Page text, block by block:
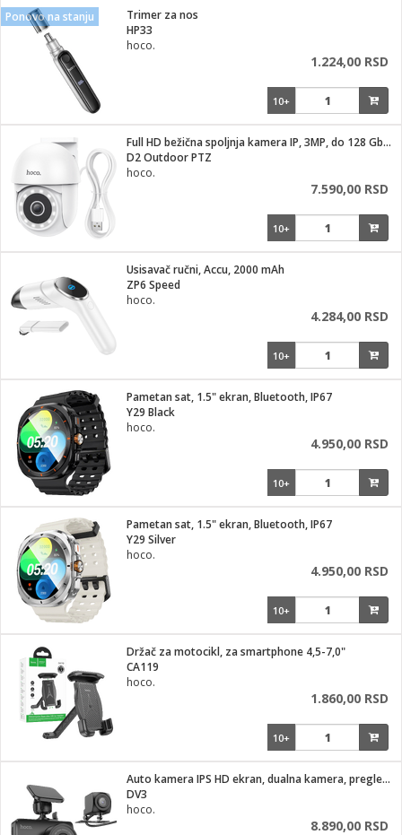
Ponovo na stanju
Trimer za nos
HP33
hoco.
1.224,00 RSD
10+
Full HD bežična spoljnja kamera IP, 3MP, do 128 Gb kartica
D2 Outdoor PTZ
hoco.
7.590,00 RSD
10+
Usisavač ručni, Accu, 2000 mAh
ZP6 Speed
hoco.
4.284,00 RSD
10+
Pametan sat, 1.5" ekran, Bluetooth, IP67
Y29 Black
hoco.
4.950,00 RSD
10+
Pametan sat, 1.5" ekran, Bluetooth, IP67
Y29 Silver
hoco.
4.950,00 RSD
10+
Držač za motocikl, za smartphone 4,5-7,0"
CA119
hoco.
1.860,00 RSD
10+
Auto kamera IPS HD ekran, dualna kamera, pregledom od 140°
DV3
hoco.
8.890,00 RSD